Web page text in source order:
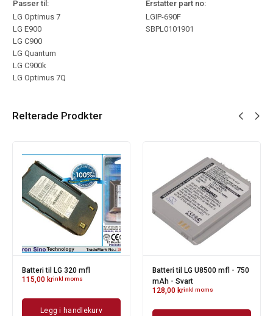
Passer til:
Erstatter part no:
LG Optimus 7
LG E900
LG C900
LG Quantum
LG C900k
LG Optimus 7Q
LGIP-690F
SBPL0101901
Relterade Prodkter
Batteri til LG 320 mfl
115,00 krinkl moms
Legg i handlekurv
Batteri til LG U8500 mfl - 750
mAh - Svart
128,00 krinkl moms